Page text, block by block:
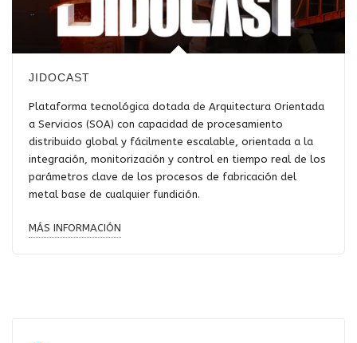
JIDOCAST
Plataforma tecnológica dotada de Arquitectura Orientada
a Servicios (SOA) con capacidad de procesamiento
distribuido global y fácilmente escalable, orientada a la
integración, monitorización y control en tiempo real de los
parámetros clave de los procesos de fabricación del
metal base de cualquier fundición.
MÁS INFORMACIÓN